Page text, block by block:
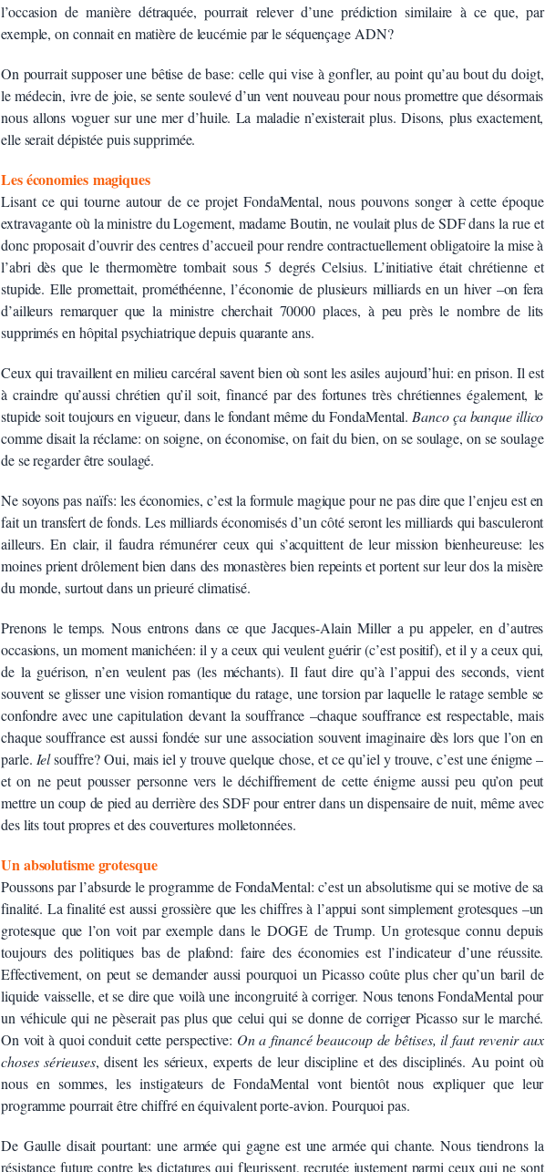
l’occasion de manière détraquée, pourrait relever d’une prédiction similaire à ce que, par
exemple, on connait en matière de leucémie par le séquençage ADN?
On pourrait supposer une bêtise de base: celle qui vise à gonfler, au point qu’au bout du doigt,
le médecin, ivre de joie, se sente soulevé d’un vent nouveau pour nous promettre que désormais
nous allons voguer sur une mer d’huile. La maladie n’existerait plus. Disons, plus exactement,
elle serait dépistée puis supprimée.
Les économies magiques
Lisant ce qui tourne autour de ce projet FondaMental, nous pouvons songer à cette époque
extravagante où la ministre du Logement, madame Boutin, ne voulait plus de SDF dans la rue et
donc proposait d’ouvrir des centres d’accueil pour rendre contractuellement obligatoire la mise à
l’abri dès que le thermomètre tombait sous 5 degrés Celsius. L’initiative était chrétienne et
stupide. Elle promettait, prométhéenne, l’économie de plusieurs milliards en un hiver –on fera
d’ailleurs remarquer que la ministre cherchait 70000 places, à peu près le nombre de lits
supprimés en hôpital psychiatrique depuis quarante ans.
Ceux qui travaillent en milieu carcéral savent bien où sont les asiles aujourd’hui: en prison. Il est
à craindre qu’aussi chrétien qu’il soit, financé par des fortunes très chrétiennes également, le
stupide soit toujours en vigueur, dans le fondant même du FondaMental. Banco ça banque illico
comme disait la réclame: on soigne, on économise, on fait du bien, on se soulage, on se soulage
de se regarder être soulagé.
Ne soyons pas naïfs: les économies, c’est la formule magique pour ne pas dire que l’enjeu est en
fait un transfert de fonds. Les milliards économisés d’un côté seront les milliards qui basculeront
ailleurs. En clair, il faudra rémunérer ceux qui s’acquittent de leur mission bienheureuse: les
moines prient drôlement bien dans des monastères bien repeints et portent sur leur dos la misère
du monde, surtout dans un prieuré climatisé.
Prenons le temps. Nous entrons dans ce que Jacques-Alain Miller a pu appeler, en d’autres
occasions, un moment manichéen: il y a ceux qui veulent guérir (c’est positif), et il y a ceux qui,
de la guérison, n’en veulent pas (les méchants). Il faut dire qu’à l’appui des seconds, vient
souvent se glisser une vision romantique du ratage, une torsion par laquelle le ratage semble se
confondre avec une capitulation devant la souffrance –chaque souffrance est respectable, mais
chaque souffrance est aussi fondée sur une association souvent imaginaire dès lors que l’on en
parle. Ielsouffre? Oui, mais iel y trouve quelque chose, et ce qu’iel y trouve, c’est une énigme –
et on ne peut pousser personne vers le déchiffrement de cette énigme aussi peu qu’on peut
mettre un coup de pied au derrière des SDF pour entrer dans un dispensaire de nuit, même avec
des lits tout propres et des couvertures molletonnées.
Un absolutisme grotesque
Poussons par l’absurde le programme de FondaMental: c’est un absolutisme qui se motive de sa
finalité. La finalité est aussi grossière que les chiffres à l’appui sont simplement grotesques –un
grotesque que l’on voit par exemple dans le DOGE de Trump. Un grotesque connu depuis
toujours des politiques bas de plafond: faire des économies est l’indicateur d’une réussite.
Effectivement, on peut se demander aussi pourquoi un Picasso coûte plus cher qu’un baril de
liquide vaisselle, et se dire que voilà une incongruité à corriger. Nous tenons FondaMental pour
un véhicule qui ne pèserait pas plus que celui qui se donne de corriger Picasso sur le marché.
On voit à quoi conduit cette perspective: On a financé beaucoup de bêtises, il faut revenir aux
choses sérieuses, disent les sérieux, experts de leur discipline et des disciplinés. Au point où
nous en sommes, les instigateurs de FondaMental vont bientôt nous expliquer que leur
programme pourrait être chiffré en équivalent porte-avion. Pourquoi pas.
De Gaulle disait pourtant: une armée qui gagne est une armée qui chante. Nous tiendrons la
résistance future contre les dictatures qui fleurissent, recrutée justement parmi ceux qui ne sont